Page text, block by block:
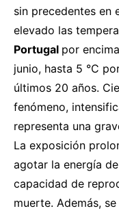
sin precedentes en
elevado las
Portugal por
junio, hasta 5 °C
últimos 20 años.
fenómeno,
representa una
La exposición
agotar la energía
capacidad de
muerte. Además,